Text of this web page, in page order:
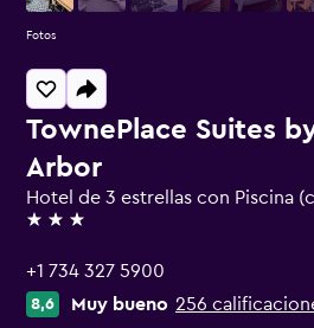
TownePlace Suites
Arbor
Hotel de 3 estrellas con Piscina
3 estrellas
+1 734 327 5900
8,6 Muy bueno 256
Fotos